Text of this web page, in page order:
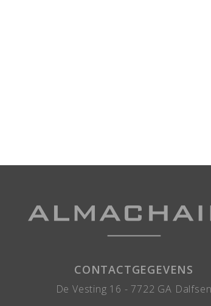
CONTACTGEGEVENS
De Vesting 16 -7722 GA Dalfsen